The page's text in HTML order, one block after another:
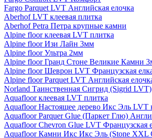
Fargo Parquet LVT Английская елочка
Aberhof LVT клеевая плитка
Aberhof Petra Петра крупные камни
Alpine floor клеевая LVT плитка
Alpine floor Изи Лайн 3мм
Alpine floor Ультра 2мм
Alpine floor Гранд Стоне Великие Камни
Alpine floor Шеврон LVT Французская
Alpine floor Parquet LVT Английская
Norland Таинственная Сигрид (Sigrid LVT)
Aquafloor клеевая LVT плитка
Aquafloor Настоящее дерево Икс Эль LVT
Aquafloor Parquer Glue (Паркет Глю)
Aquafloor Chevron Glue LVT Французская
Aquafloor Камни Икс Икс Эль (Stone XXL